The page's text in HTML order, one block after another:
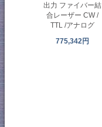
出力 ファイバー結
合レーザー CW /
TTL /アナログ
775,342円